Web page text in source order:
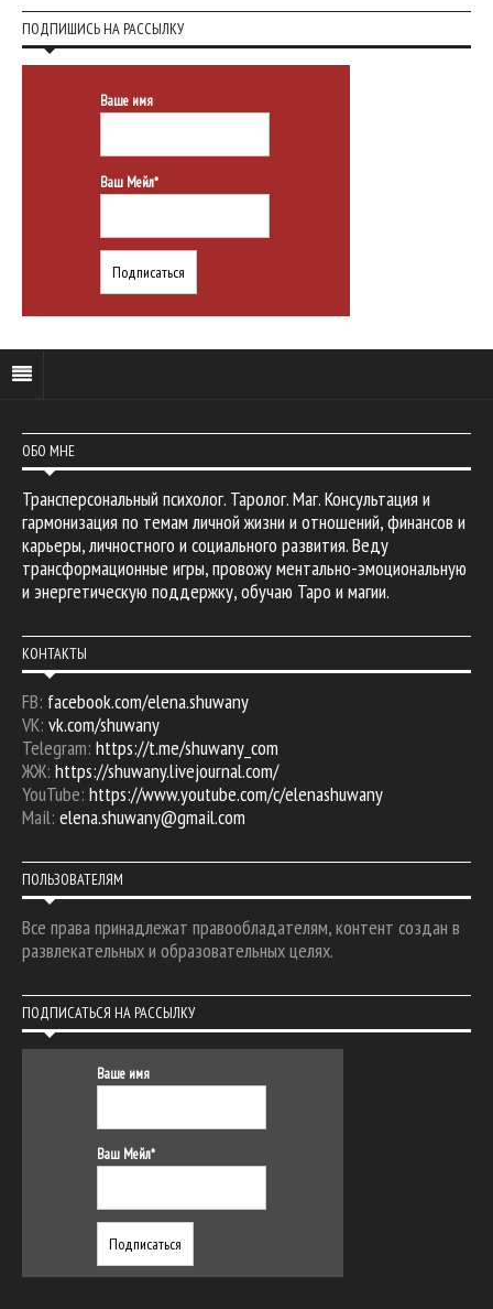
ПОДПИШИСЬ НА РАССЫЛКУ
Ваше имя
Ваш Мейл*
ОБО МНЕ
Трансперсональный психолог. Таролог. Маг. Консультация и
гармонизация по темам личной жизни и отношений, финансов и
карьеры, личностного и социального развития. Веду
трансформационные игры, провожу ментально-эмоциональную
и энергетическую поддержку, обучаю Таро и магии.
КОНТАКТЫ
FB: facebook.com/elena.shuwany
VK: vk.com/shuwany
Telegram: https://t.me/shuwany_com
ЖЖ: https://shuwany.livejournal.com/
YouTube: https://www.youtube.com/c/elenashuwany
Mail: elena.shuwany@gmail.com
ПОЛЬЗОВАТЕЛЯМ
Все права принадлежат правообладателям, контент создан в
развлекательных и образовательных целях.
ПОДПИСАТЬСЯ НА РАССЫЛКУ
Ваше имя
Ваш Мейл*